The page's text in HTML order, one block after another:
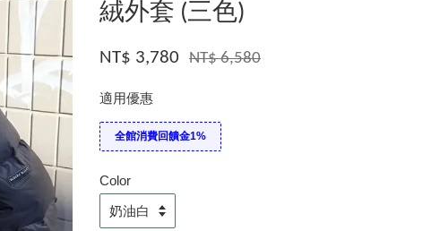
絨外套 (三色)
NT$ 3,780 NT$ 6,580
適用優惠
全館消費回饋金1%
Color